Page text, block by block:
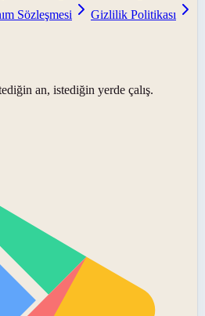
Sözleşmesi
Gizlilik Politikası
an, istediğin yerde çalış.